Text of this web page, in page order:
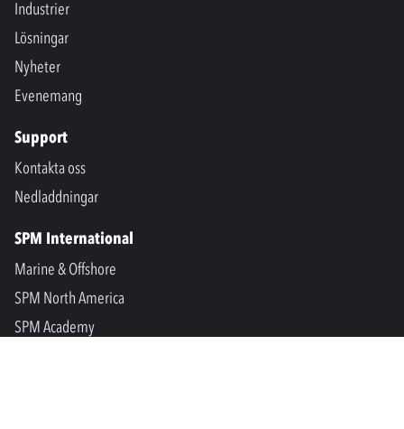
Industrier
Lösningar
Nyheter
Evenemang
Support
Kontakta oss
Nedladdningar
SPM International
Marine & Offshore
SPM North America
SPM Academy